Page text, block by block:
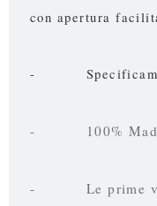
con apertura
-
- 100% Made
- Le prime